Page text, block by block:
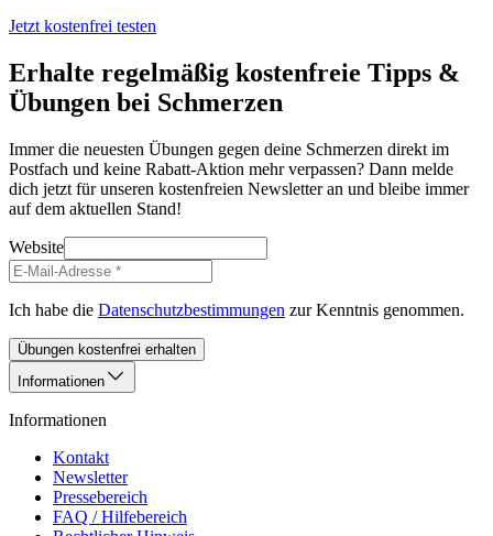
Jetzt kostenfrei testen
Erhalte regelmäßig kostenfreie Tipps &
Übungen bei Schmerzen
Immer die neuesten Übungen gegen deine Schmerzen direkt im
Postfach und keine Rabatt-Aktion mehr verpassen? Dann melde
dich jetzt für unseren kostenfreien Newsletter an und bleibe immer
auf dem aktuellen Stand!
Website
Ich habe die Datenschutzbestimmungen zur Kenntnis genommen.
Übungen kostenfrei erhalten
Informationen
Informationen
Kontakt
Newsletter
Pressebereich
FAQ / Hilfebereich